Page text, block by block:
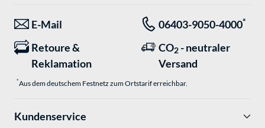
E-Mail 06403-9050-4000*
Retoure &
Reklamation
CO2 - neutraler
Versand
*Aus dem deutschem Festnetz zum Ortstarif erreichbar.
Kundenservice